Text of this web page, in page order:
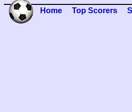
Home Top Scorers